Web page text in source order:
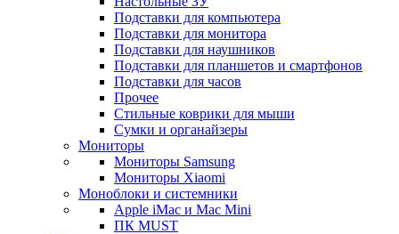
Подставки для компьютера
Подставки для монитора
Подставки для наушников
Подставки для планшетов и смартфонов
Подставки для часов
Прочее
Стильные коврики для мыши
Сумки и органайзеры
Мониторы
Мониторы Samsung
Мониторы Xiaomi
Моноблоки и системники
Apple iMac и Mac Mini
ПК MUST